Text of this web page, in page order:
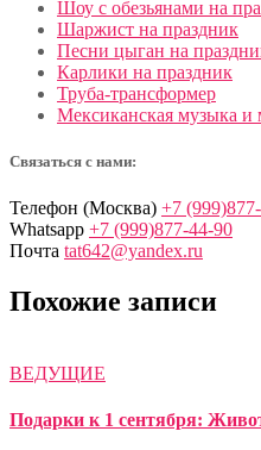
Шоу с обезьянами на
Шаржист на праздник
Песни цыган на
Карлики на праздник
Труба-трансформер
Мексиканская музыка и
Связаться с нами:
Телефон (Москва) +7
Whatsapp +7 (999)877-44-90
Почта tat642@yandex.ru
Похожие записи
ВЕДУЩИЕ
Подарки к 1 сентября: